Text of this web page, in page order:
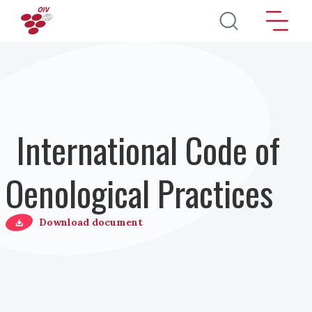
Pasar al contenido principal
International Code of
Oenological Practices
Download document